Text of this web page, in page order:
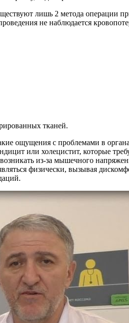
лишь 2 метода операции
не наблюдается
тканей.
ощущения с проблемами в
или холецистит, которые
из-за мышечного
физически, вызывая